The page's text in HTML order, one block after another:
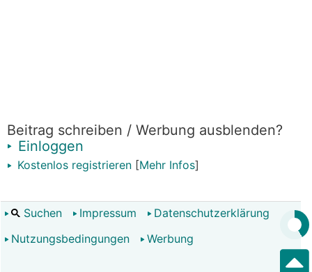
Beitrag schreiben / Werbung ausblenden?
Einloggen
Kostenlos registrieren [Mehr Infos]
Suchen Impressum
Datenschutzerklärung
Nutzungsbedingungen
Werbung